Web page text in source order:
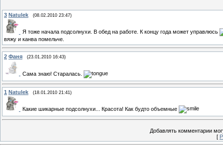
3 Natulek (08.02.2010 23:47)
Я тоже начала подсолнухи. В обед на работе. К концу года может управлюсь
вяжу и канва помельче.
2 Фаня (23.01.2010 16:43)
Сама знаю! Старалась.
1 Natulek (18.01.2010 21:41)
Какие шикарные подсолнухи... Красота! Как будто объемные
Добавлять комментарии
[